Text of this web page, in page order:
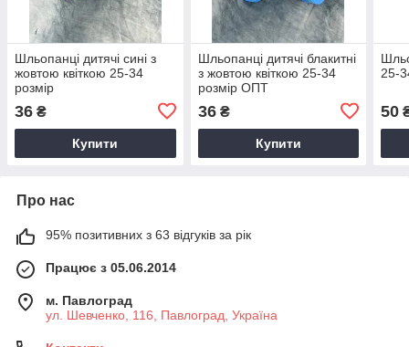
Шльопанці дитячі сині з
жовтою квіткою 25-34
розмір
36 ₴
Купити
Шльопанці дитячі блакитні
з жовтою квіткою 25-34
розмір ОПТ
36₴
Купити
25-
50
Про нас
95% позитивних з 63 відгуків за рік
Працює з 05.06.2014
м. Павлоград
ул. Шевченко, 116, Павлоград, Україна